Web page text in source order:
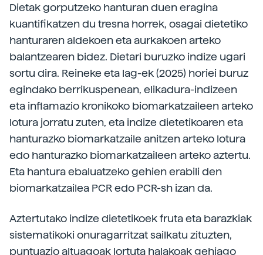
Dietak gorputzeko hanturan duen eragina
kuantifikatzen du tresna horrek, osagai dietetiko
hanturaren aldekoen eta aurkakoen arteko
balantzearen bidez. Dietari buruzko indize ugari
sortu dira. Reineke eta lag-ek (2025) horiei buruz
egindako berrikuspenean, elikadura-indizeen
eta inflamazio kronikoko biomarkatzaileen arteko
lotura jorratu zuten, eta indize dietetikoaren eta
hanturazko biomarkatzaile anitzen arteko lotura
edo hanturazko biomarkatzaileen arteko aztertu.
Eta hantura ebaluatzeko gehien erabili den
biomarkatzailea PCR edo PCR-sh izan da.
Aztertutako indize dietetikoek fruta eta barazkiak
sistematikoki onuragarritzat sailkatu zituzten,
puntuazio altuagoak lortuta halakoak gehiago